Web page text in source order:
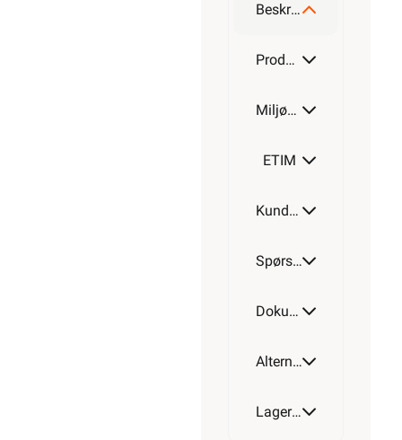
Beskrivelse
Produktdetaljer
Miljøparametere
ETIM
Kundeomtale
Spørsmål og svar
Dokumentasjon
Alternative artikler
Lagerstatus